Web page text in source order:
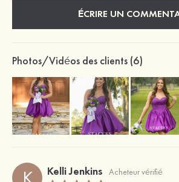
ÉCRIRE UN
Photos/Vidéos des clients (6)
Kelli Jenkins Acheteur vérifié